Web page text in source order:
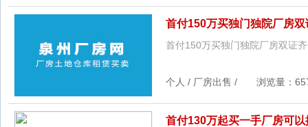
首付150万买独门独院厂房
首付150万买独门独院厂房双证
个人 / 厂房出售 / 浏览量：
首付130万起买一手厂房可以